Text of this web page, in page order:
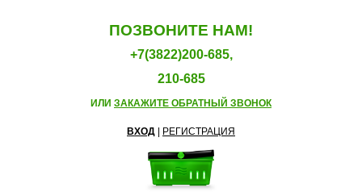
ПОЗВОНИТЕ НАМ!
+7(3822)200-685,
210-685
ИЛИ ЗАКАЖИТЕ ОБРАТНЫЙ ЗВОНОК
ВХОД РЕГИСТРАЦИЯ